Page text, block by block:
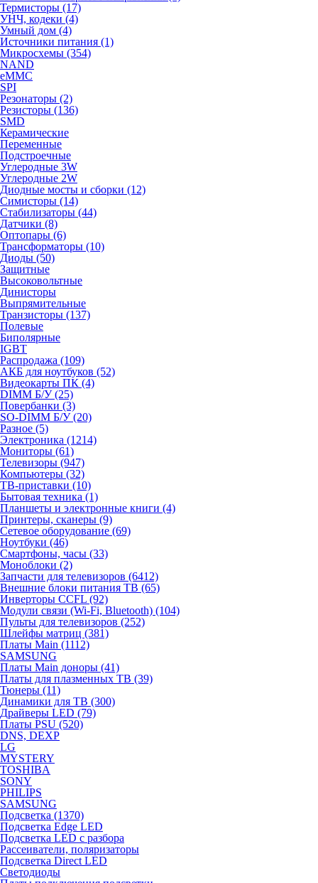
Термисторы (17)
УНЧ, кодеки (4)
Умный дом (4)
Источники питания (1)
Микросхемы (354)
NAND
eMMC
SPI
Резонаторы (2)
Резисторы (136)
SMD
Керамические
Переменные
Подстроечные
Углеродные 3W
Углеродные 2W
Диодные мосты и сборки (12)
Симисторы (14)
Стабилизаторы (44)
Датчики (8)
Оптопары (6)
Трансформаторы (10)
Диоды (50)
Защитные
Высоковольтные
Динисторы
Выпрямительные
Транзисторы (137)
Полевые
Биполярные
IGBT
Распродажа (109)
АКБ для ноутбуков (52)
Видеокарты ПК (4)
DIMM Б/У (25)
Повербанки (3)
SO-DIMM Б/У (20)
Разное (5)
Электроника (1214)
Мониторы (61)
Телевизоры (947)
Компьютеры (32)
ТВ-приставки (10)
Бытовая техника (1)
Планшеты и электронные книги (4)
Принтеры, сканеры (9)
Сетевое оборудование (69)
Ноутбуки (46)
Смартфоны, часы (33)
Моноблоки (2)
Запчасти для телевизоров (6412)
Внешние блоки питания ТВ (65)
Инверторы CCFL (92)
Модули связи (Wi-Fi, Bluetooth) (104)
Пульты для телевизоров (252)
Шлейфы матриц (381)
Платы Main (1112)
SAMSUNG
Платы Main доноры (41)
Платы для плазменных ТВ (39)
Тюнеры (11)
Динамики для ТВ (300)
Драйверы LED (79)
Платы PSU (520)
DNS, DEXP
LG
MYSTERY
TOSHIBA
SONY
PHILIPS
SAMSUNG
Подсветка (1370)
Подсветка Edge LED
Подсветка LED с разбора
Рассеиватели, поляризаторы
Подсветка Direct LED
Светодиоды